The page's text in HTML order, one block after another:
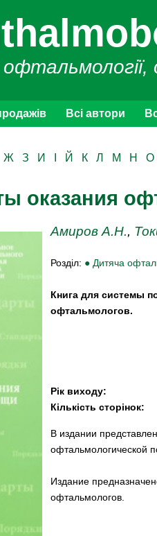
Всі автори
Ж З И Й К Л М Н О
оказания
Амиров А.Н.,
Розділ: ● Дитяча
Книга для системы
офтальмологов.
Рік виходу:
Кількість сторінок:
В издании
офтальмологической
Издание
офтальмологов.